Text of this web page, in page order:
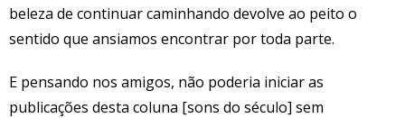
beleza de continuar caminhando devolve ao peito o
sentido que ansiamos encontrar por toda parte.
E pensando nos amigos, não poderia iniciar as
publicações desta coluna [sons do século] sem